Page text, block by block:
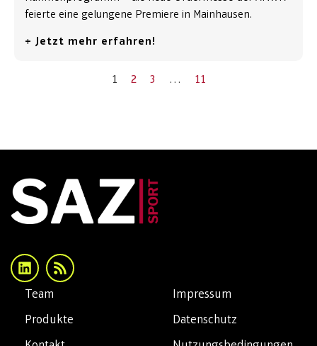
feierte eine gelungene Premiere in Mainhausen.
+ Jetzt mehr erfahren!
1 2 3 … 11
Impressum
Datenschutz
Team
Produkte